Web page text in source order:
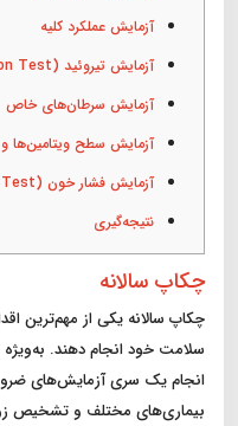
آزمایش عملکرد کلیه
آزمایش تیروئید (Thyroid Function Test)
آزمایش سرطان‌های خاص
آزمایش سطح ویتامین‌ها
آزمایش فشار خون (Blood Pressure Test)
نتیجه‌گیری
چکاپ‌ سالانه
چکاپ سالانه یکی از مهم‌ترین
انجام یک سری آزمایش‌های
بیماری‌های مختلف و تشخیص